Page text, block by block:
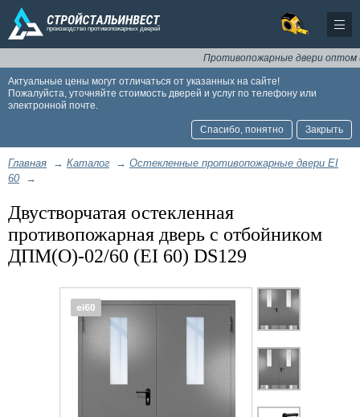
Противопожарные двери оптом и в
Актуальные цены могут отличаться от указанных на сайте!
Пожалуйста, уточняйте стоимость дверей и услуг по телефону или
электронной почте.
Спасибо, понятно Закрыть
Главная → Каталог → Остекленные противопожарные двери EI
60 →
Двустворчатая остекленная
противопожарная дверь с отбойником
ДПМ(О)-02/60 (EI 60) DS129